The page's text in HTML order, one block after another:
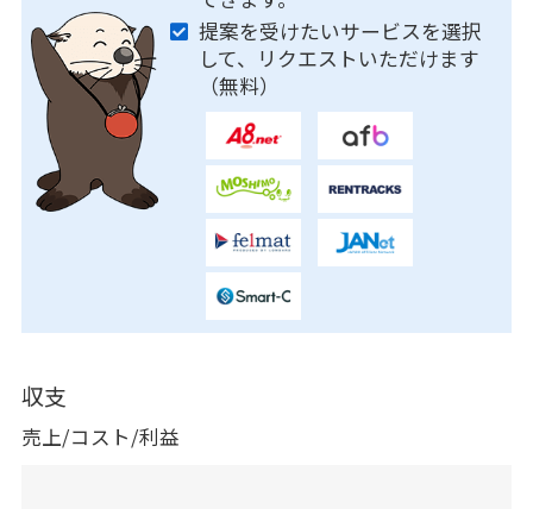
提案を受けたいサービスを選択
して、リクエストいただけます
（無料）
収支
売上/コスト/利益